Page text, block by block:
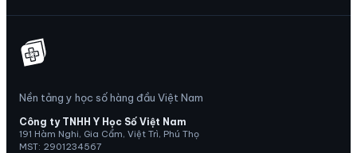
Nền tảng y học số hàng đầu Việt Nam
Công ty TNHH Y Học Số Việt Nam
191 Hàm Nghi, Gia Cẩm, Việt Trì, Phú Thọ
MST: 2901234567